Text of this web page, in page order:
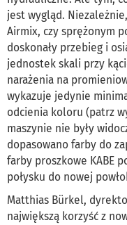
jest wygląd.
Airmix, czy sprężonym
doskonały przebieg i
jednostek skali przy
narażenia na
wykazuje jedynie
odcienia koloru (patrz
maszynie nie były
dopasowano farby do
farby proszkowe KABE
połysku do nowej
Matthias Bürkel,
największą korzyść z